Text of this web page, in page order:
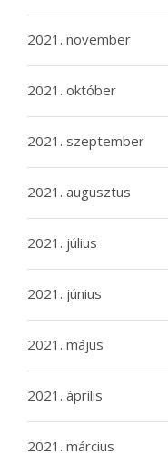
2021. november
2021. október
2021. szeptember
2021. augusztus
2021. július
2021. június
2021. május
2021. április
2021. március